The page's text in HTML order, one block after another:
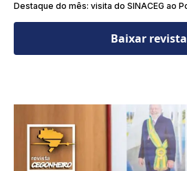
Destaque do mês: visita do SINACEG ao
Baixar revista